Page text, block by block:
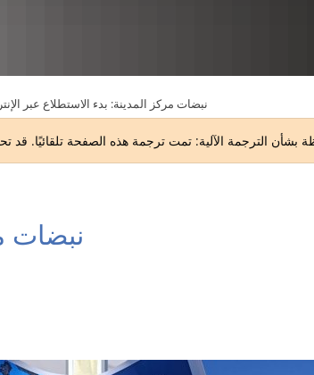
نبضات مركز المدينة: بدء الاستطلاع عبر
نبضات